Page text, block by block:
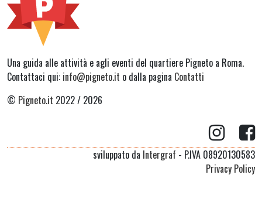
Una guida alle attività e agli eventi del quartiere Pigneto a Roma.
Contattaci qui: info@pigneto.it o dalla pagina Contatti
© Pigneto.it 2022 / 2026
sviluppato da Intergraf - P.IVA 08920130583
Privacy Policy